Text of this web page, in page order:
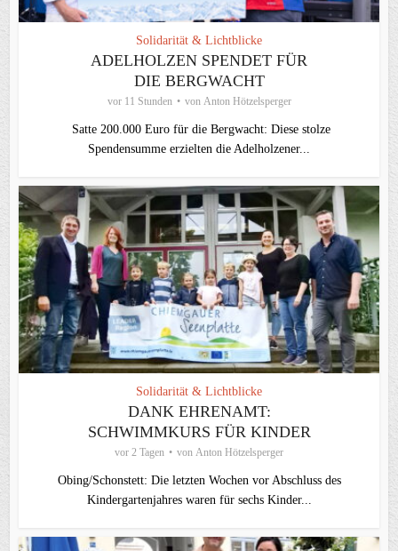
Solidarität & Lichtblicke
ADELHOLZEN SPENDET FÜR
DIE BERGWACHT
vor 11 Stunden von Anton Hötzelsperger
Satte 200.000 Euro für die Bergwacht: Diese stolze
Spendensumme erzielten die Adelholzener...
Solidarität & Lichtblicke
DANK EHRENAMT:
SCHWIMMKURS FÜR KINDER
vor 2 Tagen von Anton Hötzelsperger
Obing/Schonstett: Die letzten Wochen vor Abschluss des
Kindergartenjahres waren für sechs Kinder...